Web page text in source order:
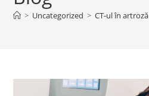
> Uncategorized > CT-ul în artroză